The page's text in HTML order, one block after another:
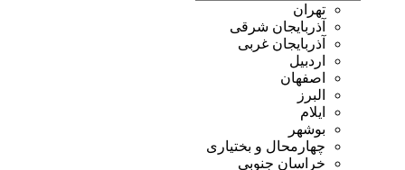
تهران
آذربایجان شرقی
آذربایجان غربی
اردبیل
اصفهان
البرز
ایلام
بوشهر
چهارمحال و بختیاری
خراسان جنوبی